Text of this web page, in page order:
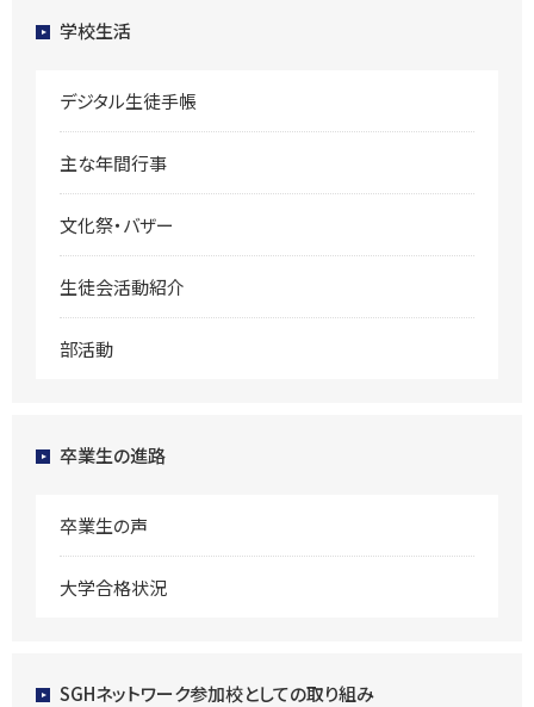
学校生活
デジタル生徒手帳
主な年間行事
文化祭・バザー
生徒会活動紹介
部活動
卒業生の進路
卒業生の声
大学合格状況
SGHネットワーク参加校としての取り組み